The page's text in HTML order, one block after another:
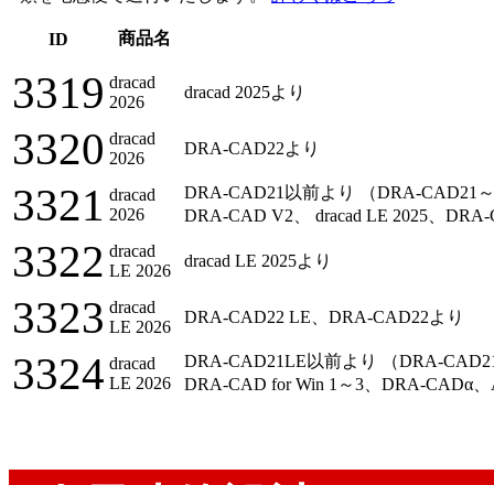
ID 商品名
3319 dracad
2026
dracad 2025より
3320 dracad
2026
DRA-CAD22より
3321 dracad
2026
DRA-CAD21以前より （DRA-CAD21
DRA-CAD V2、 dracad LE 2025、
3322 dracad
LE 2026
dracad LE 2025より
3323 dracad
LE 2026
DRA-CAD22 LE、DRA-CAD22より
3324 dracad
LE 2026
DRA-CAD21LE以前より （DRA-
DRA-CAD for Win 1～3、DRA-CADα